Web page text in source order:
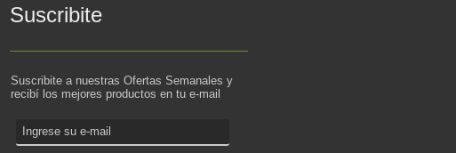
Suscribite
Suscribite a nuestras Ofertas Semanales y
recibí los mejores productos en tu e-mail